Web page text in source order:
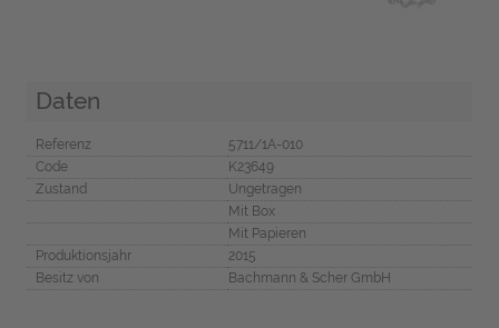
Daten
Referenz
5711/1A-010
Code
K23649
Zustand
Ungetragen
Mit Box
Mit Papieren
Produktionsjahr
2015
Besitz von
Bachmann & Scher GmbH